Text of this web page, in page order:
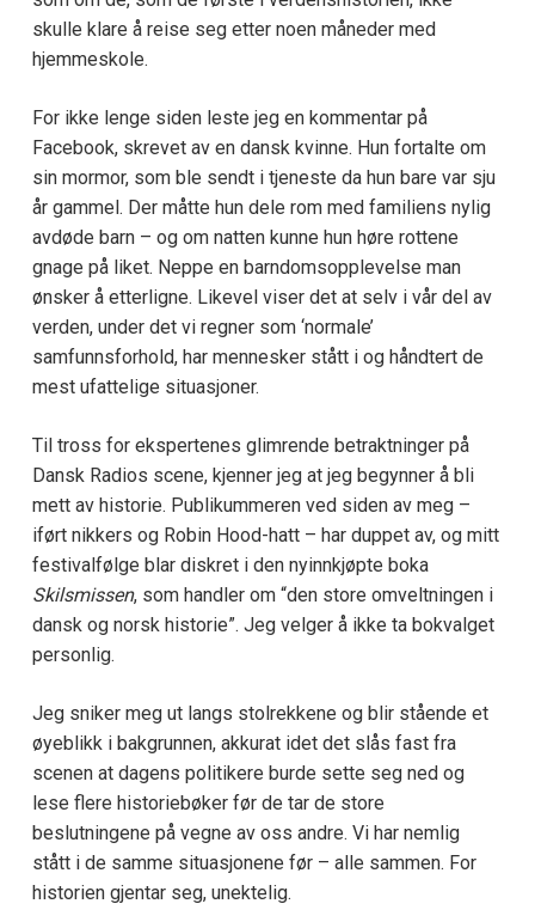
skulle klare å reise seg etter noen måneder med
hjemmeskole.
For ikke lenge siden leste jeg en kommentar på
Facebook, skrevet av en dansk kvinne. Hun fortalte om
sin mormor, som ble sendt i tjeneste da hun bare var sju
år gammel. Der måtte hun dele rom med familiens nylig
avdøde barn – og om natten kunne hun høre rottene
gnage på liket. Neppe en barndomsopplevelse man
ønsker å etterligne. Likevel viser det at selv i vår del av
verden, under det vi regner som ‘normale’
samfunnsforhold, har mennesker stått i og håndtert de
mest ufattelige situasjoner.
Til tross for ekspertenes glimrende betraktninger på
Dansk Radios scene, kjenner jeg at jeg begynner å bli
mett av historie. Publikummeren ved siden av meg –
iført nikkers og Robin Hood-hatt – har duppet av, og mitt
festivalfølge blar diskret i den nyinnkjøpte boka
Skilsmissen, som handler om “den store omveltningen i
dansk og norsk historie”. Jeg velger å ikke ta bokvalget
personlig.
Jeg sniker meg ut langs stolrekkene og blir stående et
øyeblikk i bakgrunnen, akkurat idet det slås fast fra
scenen at dagens politikere burde sette seg ned og
lese flere historiebøker før de tar de store
beslutningene på vegne av oss andre. Vi har nemlig
stått i de samme situasjonene før – alle sammen. For
historien gjentar seg, unektelig.